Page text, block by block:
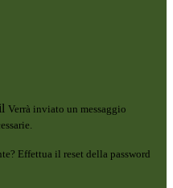
Verrà inviato un messaggio
Effettua il reset della password